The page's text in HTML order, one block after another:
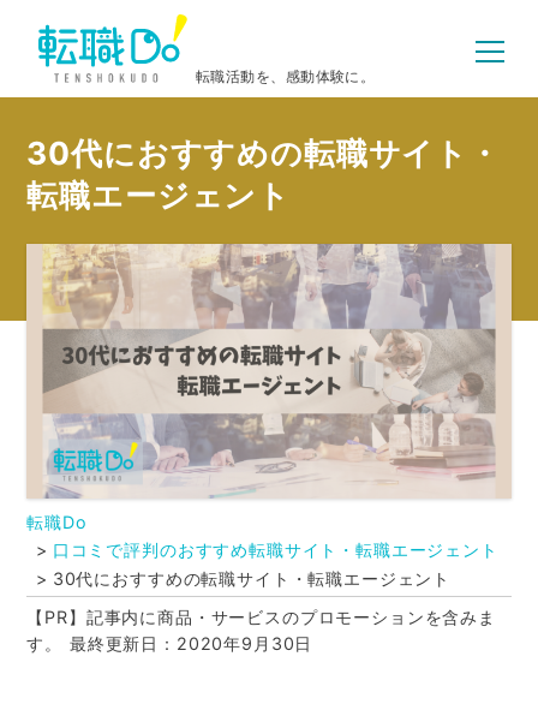
転職活動を、感動体験に。
30代におすすめの転職サイト・
転職エージェント
転職Do
口コミで評判のおすすめ転職サイト・転職エージェント
30代におすすめの転職サイト・転職エージェント
【PR】記事内に商品・サービスのプロモーションを含みま
す。
最終更新日：2020年9月30日